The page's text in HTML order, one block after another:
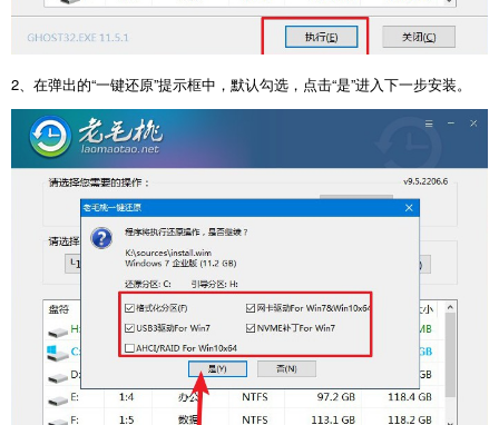
2、在弹出的“一键还原”提示框中，默认勾选，点击“是”进入下一步安装。